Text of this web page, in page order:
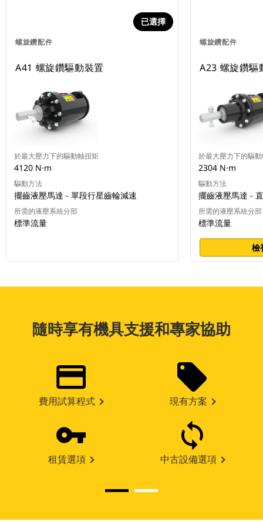
螺旋鑽配件
已選擇
A41 螺旋鑽驅動裝置
於最大壓力下的驅動軸扭矩
4120 N·m
驅動方法
擺齒液壓馬達 - 單段行星齒輪減速
所需的液壓系統分部
標準流量
螺旋鑽配件
A23 螺旋鑽驅
於最大壓力下的驅
2304 N·m
驅動方法
擺齒液壓馬達 -
所需的液壓系統分部
標準流量
檢
隨時享有機具支援和專家協助
費用試算程式 現有方案
租賃選項 中古設備選項